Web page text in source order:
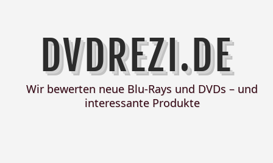
DVDREZI.DE
Wir bewerten neue Blu-Rays und DVDs – und
interessante Produkte